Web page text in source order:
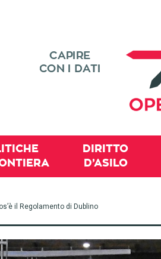
DIRITTO
D’ASILO
il Regolamento di Dublino